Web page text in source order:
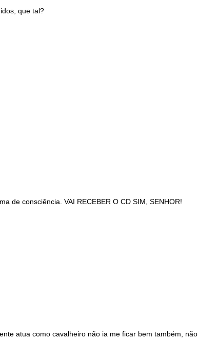
que tal?
de consciência. VAI RECEBER O CD SIM, SENHOR!
atua como cavalheiro não ia me ficar bem também, não